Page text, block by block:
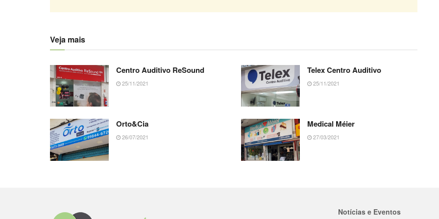
Veja mais
Centro Auditivo ReSound
25/11/2021
Telex Centro Auditivo
25/11/2021
Orto&Cia
26/07/2021
Medical Méier
27/03/2021
Notícias e Eventos